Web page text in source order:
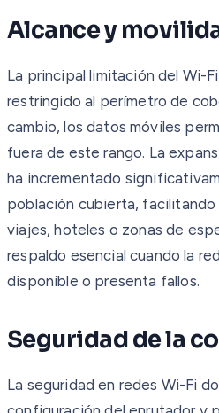
Alcance y
La principal limitación del Wi-
restringido al perímetro de
cambio, los datos móviles
fuera de este rango. La
ha incrementado
población cubierta,
viajes, hoteles o zonas de
respaldo esencial cuando la
disponible o presenta fallos.
Seguridad de la
La seguridad en redes Wi-Fi